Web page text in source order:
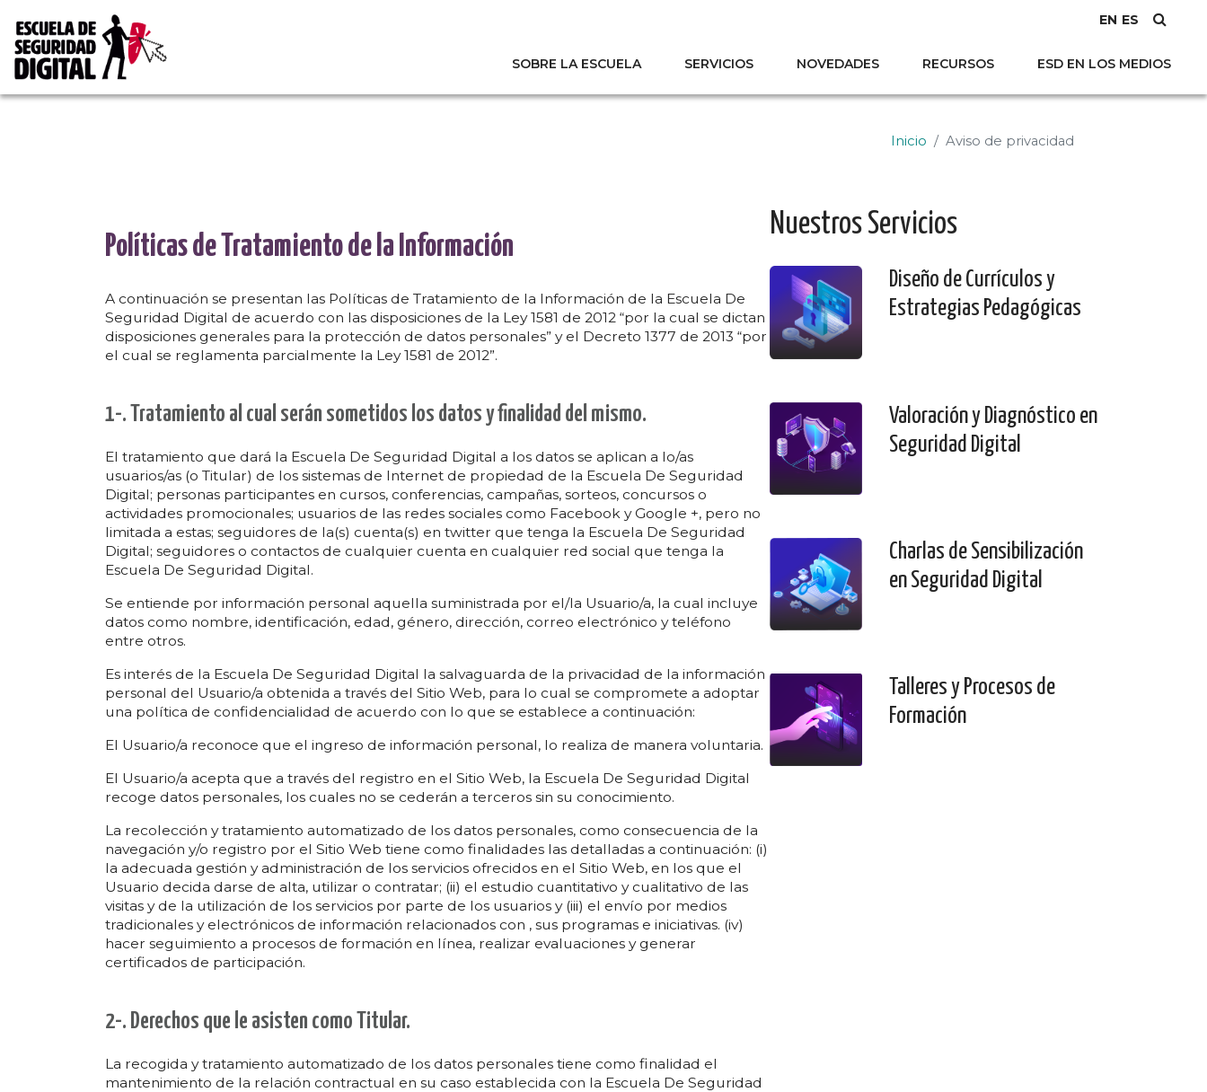
EN ES
SOBRE LA ESCUELA SERVICIOS NOVEDADES RECURSOS ESD EN LOS MEDIOS
Inicio Aviso de privacidad
Políticas de Tratamiento de la Información
A continuación se presentan las Políticas de Tratamiento de la Información de la Escuela De
Seguridad Digital de acuerdo con las disposiciones de la Ley 1581 de 2012 “por la cual se dictan
disposiciones generales para la protección de datos personales” y el Decreto 1377 de 2013 “por
el cual se reglamenta parcialmente la Ley 1581 de 2012”.
1-. Tratamiento al cual serán sometidos los datos y finalidad del mismo.
El tratamiento que dará la Escuela De Seguridad Digital a los datos se aplican a lo/as
usuarios/as (o Titular) de los sistemas de Internet de propiedad de la Escuela De Seguridad
Digital; personas participantes en cursos, conferencias, campañas, sorteos, concursos o
actividades promocionales; usuarios de las redes sociales como Facebook y Google +, pero no
limitada a estas; seguidores de la(s) cuenta(s) en twitter que tenga la Escuela De Seguridad
Digital; seguidores o contactos de cualquier cuenta en cualquier red social que tenga la
Escuela De Seguridad Digital.
Se entiende por información personal aquella suministrada por el/la Usuario/a, la cual incluye
datos como nombre, identificación, edad, género, dirección, correo electrónico y teléfono
entre otros.
Es interés de la Escuela De Seguridad Digital la salvaguarda de la privacidad de la información
personal del Usuario/a obtenida a través del Sitio Web, para lo cual se compromete a adoptar
una política de confidencialidad de acuerdo con lo que se establece a continuación:
El Usuario/a reconoce que el ingreso de información personal, lo realiza de manera voluntaria.
El Usuario/a acepta que a través del registro en el Sitio Web, la Escuela De Seguridad Digital
recoge datos personales, los cuales no se cederán a terceros sin su conocimiento.
La recolección y tratamiento automatizado de los datos personales, como consecuencia de la
navegación y/o registro por el Sitio Web tiene como finalidades las detalladas a continuación: (i)
la adecuada gestión y administración de los servicios ofrecidos en el Sitio Web, en los que el
Usuario decida darse de alta, utilizar o contratar; (ii) el estudio cuantitativo y cualitativo de las
visitas y de la utilización de los servicios por parte de los usuarios y (iii) el envío por medios
tradicionales y electrónicos de información relacionados con , sus programas e iniciativas. (iv)
hacer seguimiento a procesos de formación en línea, realizar evaluaciones y generar
certificados de participación.
2-. Derechos que le asisten como Titular.
La recogida y tratamiento automatizado de los datos personales tiene como finalidad el
mantenimiento de la relación contractual en su caso establecida con la Escuela De Seguridad
Nuestros Servicios
Diseño de Currículos y
Estrategias Pedagógicas
Valoración y Diagnóstico en
Seguridad Digital
Charlas de Sensibilización
en Seguridad Digital
Talleres y Procesos de
Formación